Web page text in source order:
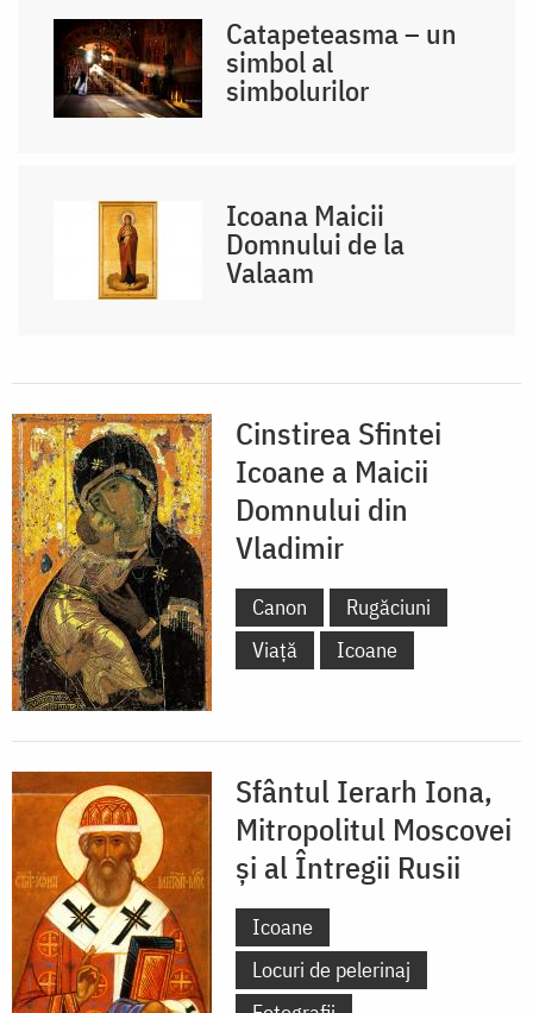
Catapeteasma – un
simbol al
simbolurilor
Icoana Maicii
Domnului de la
Valaam
Cinstirea Sfintei
Icoane a Maicii
Domnului din
Vladimir
Canon
Rugăciuni
Viață
Icoane
Sfântul Ierarh Iona,
Mitropolitul Moscovei
și al Întregii Rusii
Icoane
Locuri de pelerinaj